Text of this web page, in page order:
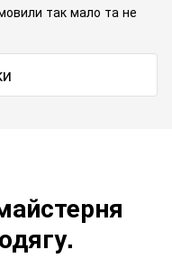
так мало та не